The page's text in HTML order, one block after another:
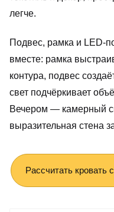
легче.
Подвес, рамка и LED-
вместе: рамка
контура, подвес
свет подчёркивает
Вечером — камерный
выразительная стена
Рассчитать кровать